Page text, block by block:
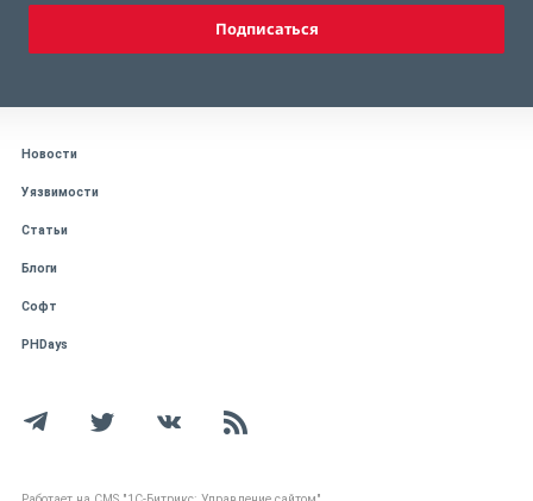
Подписаться
Новости
Уязвимости
Статьи
Блоги
Софт
PHDays